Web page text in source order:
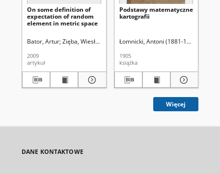
On some definition of
expectation of random
element in metric space
Bator, Artur Zięba, Wiesław Uniwersytet Marii Curie-Skłodowskiej
2009
artykuł
Podstawy matematyczne
kartografii
Łomnicki, Antoni (1881-1941)
1905
książka
Więcej
DANE KONTAKTOWE